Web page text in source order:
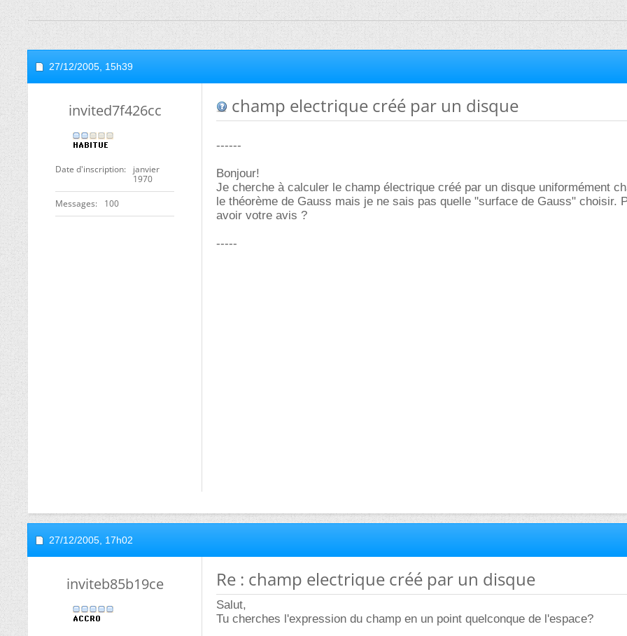
27/12/2005, 15h39
invited7f426cc
Date d'inscription
janvier
1970
Messages 100
champ electrique créé par un disque
------
Bonjour!
Je cherche à calculer le champ électrique créé par un disque uniformément
le théorème de Gauss mais je ne sais pas quelle "surface de Gauss" choisir.
avoir votre avis ?
-----
27/12/2005, 17h02
inviteb85b19ce Re : champ electrique créé par un disque
Salut,
Tu cherches l'expression du champ en un point quelconque de l'espace?